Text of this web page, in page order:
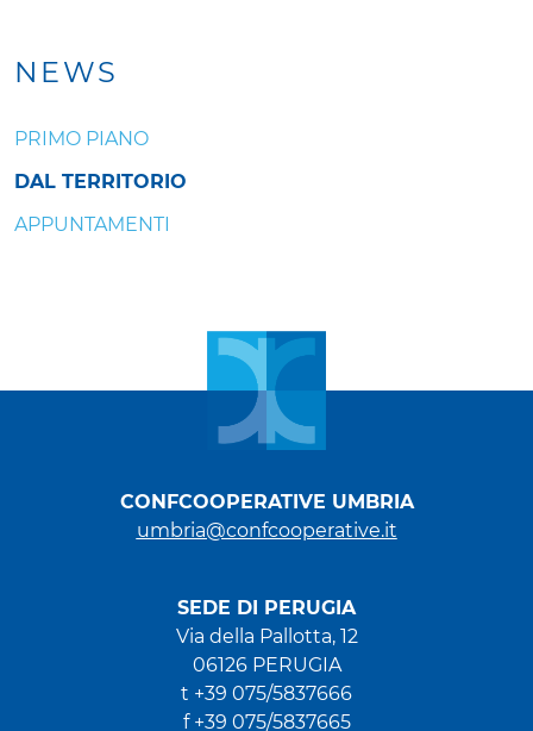
NEWS
PRIMO PIANO
DAL TERRITORIO
APPUNTAMENTI
CONFCOOPERATIVE UMBRIA
umbria@confcooperative.it
SEDE DI PERUGIA
Via della Pallotta, 12
06126 PERUGIA
t +39 075/5837666
f +39 075/5837665